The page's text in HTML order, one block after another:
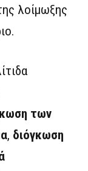
λοίμωξης
των
, διόγκωση